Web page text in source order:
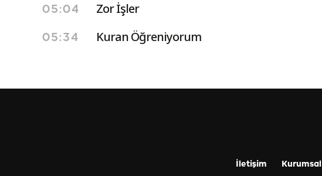
05:04 Zor İşler
05:34 Kuran Öğreniyorum
İletişim Kurumsal